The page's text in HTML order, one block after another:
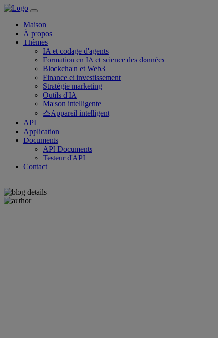
Maison
À propos
Thèmes
IA et codage d'agents
Formation en IA et science des données
Blockchain et Web3
Finance et investissement
Stratégie marketing
Outils d'IA
Maison intelligente
스Appareil intelligent
API
Application
Documents
API Documents
Testeur d'API
Contact